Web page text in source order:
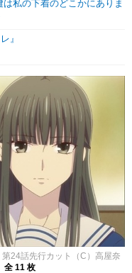
は私の下着のどこかにありま
』
24話先行カット（C）高屋奈
全 11 枚